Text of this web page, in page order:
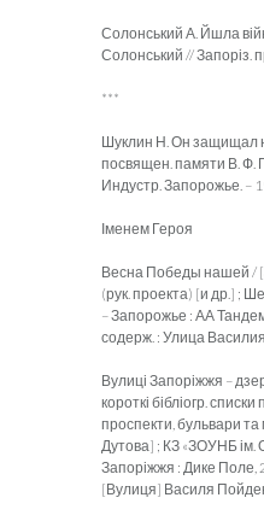
Солонський А. Йшла
Солонський // Запоріз.
***
Шуклин Н. Он защищал
посвящен. памяти В. Ф.
Индустр. Запорожье. –
Іменем Героя
Весна Победы нашей /
(рук. проекта) [и др.] ;
– Запорожье : АА
содерж. : Улица
Вулиці Запоріжжя –
короткі бібліогр.
проспекти, бульвари
Дутова] ; КЗ «ЗОУНБ ім.
Запоріжжя : Дике Поле,
[Вулиця] Василя